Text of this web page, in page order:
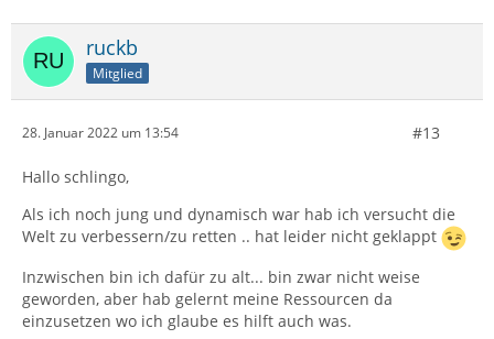
ruckb
Mitglied
28. Januar 2022 um 13:54 #13
Hallo schlingo,
Als ich noch jung und dynamisch war hab ich versucht die
Welt zu verbessern/zu retten .. hat leider nicht geklappt
Inzwischen bin ich dafür zu alt... bin zwar nicht weise
geworden, aber hab gelernt meine Ressourcen da
einzusetzen wo ich glaube es hilft auch was.